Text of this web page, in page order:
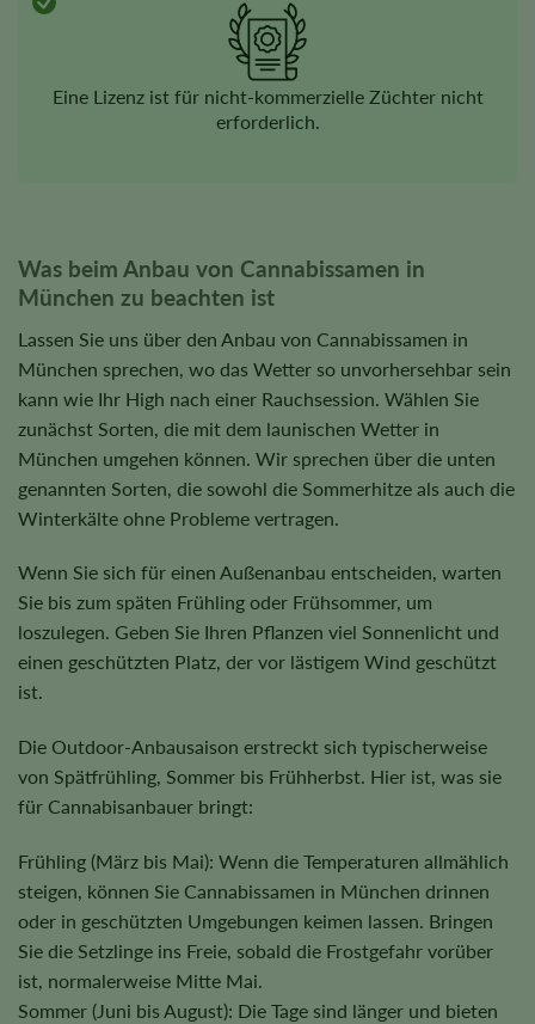
Eine Lizenz ist für nicht-kommerzielle Züchter nicht
erforderlich.
Was beim Anbau von Cannabissamen in
München zu beachten ist
Lassen Sie uns über den Anbau von Cannabissamen in
München sprechen, wo das Wetter so unvorhersehbar sein
kann wie Ihr High nach einer Rauchsession. Wählen Sie
zunächst Sorten, die mit dem launischen Wetter in
München umgehen können. Wir sprechen über die unten
genannten Sorten, die sowohl die Sommerhitze als auch die
Winterkälte ohne Probleme vertragen.
Wenn Sie sich für einen Außenanbau entscheiden, warten
Sie bis zum späten Frühling oder Frühsommer, um
loszulegen. Geben Sie Ihren Pflanzen viel Sonnenlicht und
einen geschützten Platz, der vor lästigem Wind geschützt
ist.
Die Outdoor-Anbausaison erstreckt sich typischerweise
von Spätfrühling, Sommer bis Frühherbst. Hier ist, was sie
für Cannabisanbauer bringt:
Frühling (März bis Mai): Wenn die Temperaturen allmählich
steigen, können Sie Cannabissamen in München drinnen
oder in geschützten Umgebungen keimen lassen. Bringen
Sie die Setzlinge ins Freie, sobald die Frostgefahr vorüber
ist, normalerweise Mitte Mai.
Sommer (Juni bis August): Die Tage sind länger und bieten